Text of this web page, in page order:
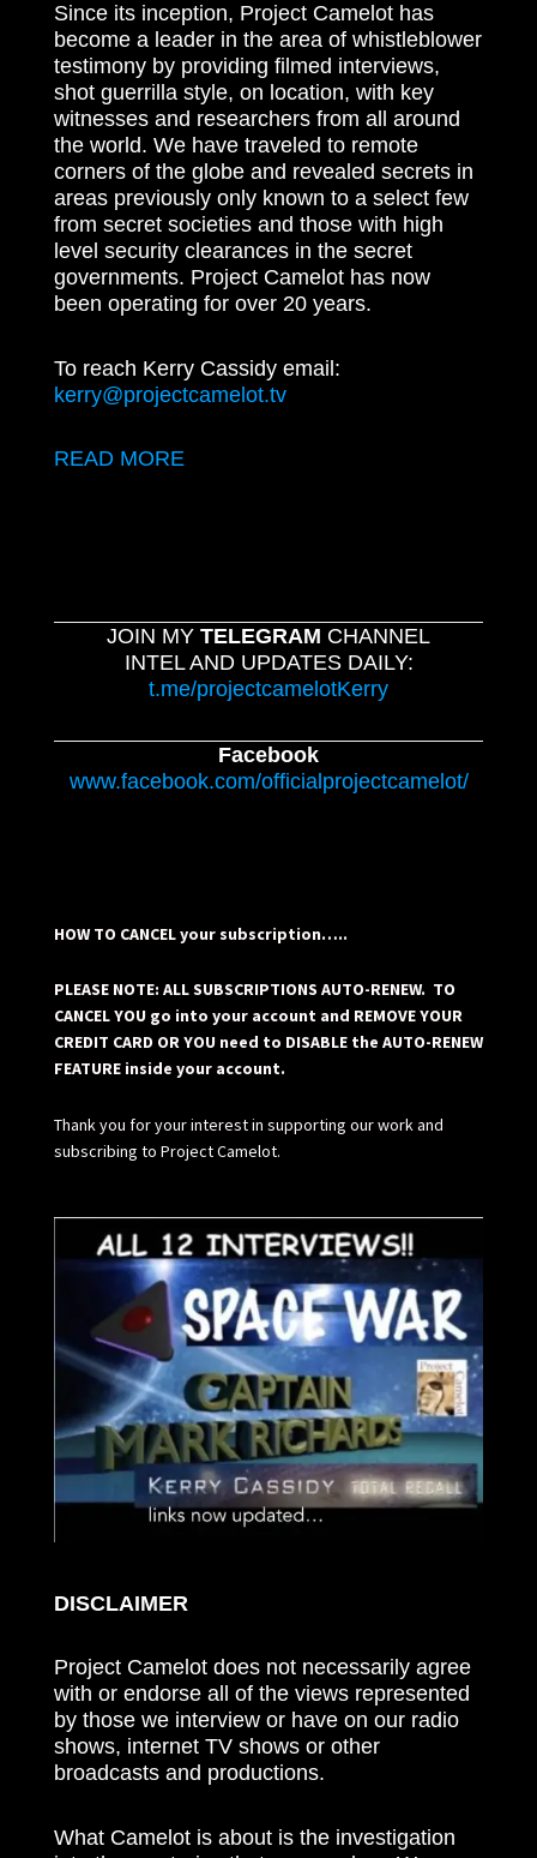
Since its inception, Project Camelot has
become a leader in the area of whistleblower
testimony by providing filmed interviews,
shot guerrilla style, on location, with key
witnesses and researchers from all around
the world. We have traveled to remote
corners of the globe and revealed secrets in
areas previously only known to a select few
from secret societies and those with high
level security clearances in the secret
governments. Project Camelot has now
been operating for over 20 years.
To reach Kerry Cassidy email:
kerry@projectcamelot.tv
READ MORE
JOIN MY TELEGRAM CHANNEL
INTEL AND UPDATES DAILY:
t.me/projectcamelotKerry
Facebook
www.facebook.com/officialprojectcamelot/
HOW TO CANCEL your subscription…..
PLEASE NOTE: ALL SUBSCRIPTIONS AUTO-RENEW. TO
CANCEL YOU go into your account and REMOVE YOUR
CREDIT CARD OR YOU need to DISABLE the AUTO-RENEW
FEATURE inside your account.
Thank you for your interest in supporting our work and
subscribing to Project Camelot.
DISCLAIMER
Project Camelot does not necessarily agree
with or endorse all of the views represented
by those we interview or have on our radio
shows, internet TV shows or other
broadcasts and productions.
What Camelot is about is the investigation